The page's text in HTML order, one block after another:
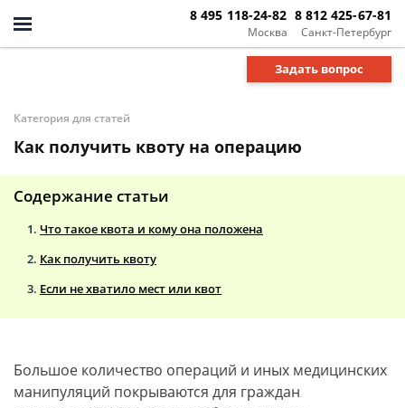
Москва
8 495 118-24-82
Санкт-Петербург
8 812 425-67-81
Задать вопрос
Категория для статей
Как получить квоту на операцию
Содержание статьи
Что такое квота и кому она положена
Как получить квоту
Если не хватило мест или квот
Большое количество операций и иных медицинских
манипуляций покрываются для граждан